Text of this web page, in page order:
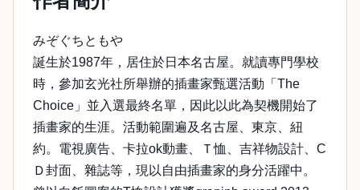
みぞぐちともや
誕生於1987年，居住於日本名古屋。就讀專門學校
時，參加玄光社所舉辦的插畫家甄選活動「The
Choice」並入選最終名單，因此以此為契機開始了
插畫家的生涯。活動範圍遍及名古屋、東京、紐
約。電視廣告、卡拉ok動畫、Ｔ恤、吉祥物設計、C
Ｄ封面、雜誌等，現以自由插畫家的身分活躍中。